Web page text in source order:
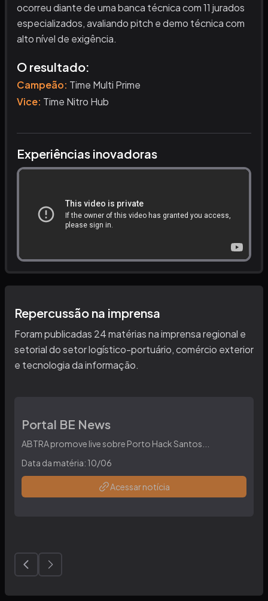
ocorreu diante de uma banca técnica com 11 jurados
especializados, avaliando pitch e demo técnica com
alto nível de exigência.
O resultado:
Campeão: Time Multi Prime
Vice: Time Nitro Hub
Experiências inovadoras
Repercussão na imprensa
Foram publicadas 24 matérias na imprensa regional e
setorial do setor logístico-portuário, comércio exterior
e tecnologia da informação.
Portal BE News
ABTRA promove live sobre Porto Hack Santos
Data da matéria: 10/06
Acessar notícia